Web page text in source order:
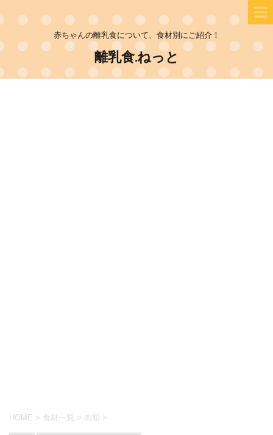
赤ちゃんの離乳食について、食材別にご紹介！
離乳食.ねっと
HOME > 食材一覧 > 肉類 >